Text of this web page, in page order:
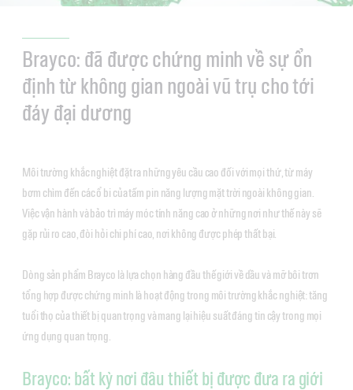
Brayco: đã được chứng minh về sự ổn
định từ không gian ngoài vũ trụ cho tới
đáy đại dương
Môi trường khắc nghiệt đặt ra những yêu cầu cao đối với mọi thứ, từ máy
bơm chìm đến các ổ bi của tấm pin năng lượng mặt trời ngoài không gian.
Việc vận hành và bảo trì máy móc tính năng cao ở những nơi như thế này sẽ
gặp rủi ro cao, đòi hỏi chi phí cao, nơi không được phép thất bại.
Dòng sản phẩm Brayco là lựa chọn hàng đầu thế giới về dầu và mỡ bôi trơn
tổng hợp được chứng minh là hoạt động trong môi trường khắc nghiệt: tăng
tuổi thọ của thiết bị quan trọng và mang lại hiệu suất đáng tin cậy trong mọi
ứng dụng quan trọng.
Brayco: bất kỳ nơi đâu thiết bị được đưa ra giới